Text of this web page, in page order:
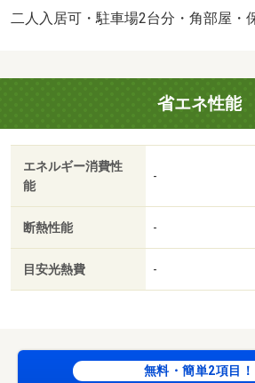
洗面所独立／押入／ＣＡＴＶ／即入居
平面駐車場／和室／プロパンガス／
会社利用可／ＩＴ重説 対応物件／高
保育園）まで１６４９ｍ／ローソン
０４ｍ／業務スーパー御前崎店（ス
ｍ／ローソン（コンビニ）まで４０７
（小学校）まで４２６３ｍ／浜岡中
二人入居可・駐車場2台分・角部屋・
省エネ性能
エネルギー消費性
能
-
断熱性能 -
目安光熱費 -
無料・簡単2項目！